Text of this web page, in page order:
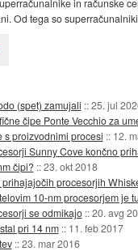
in računske
Od tega so
(spet) zamujali ::25. jul
čipe Ponte Vecchio za
s proizvodnimi procesi :: 12.
Sunny Cove končno
čipi? ::23. okt 2018
procesorjih
10-nm procesorjem je tu
se odmikajo ::20. avg
pri 14 nm :: 11. feb 2017
::23. mar 2016